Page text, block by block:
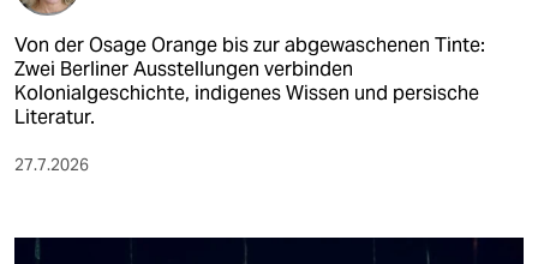
Von der Osage Orange bis zur abgewaschenen Tinte:
Zwei Berliner Ausstellungen verbinden
Kolonialgeschichte, indigenes Wissen und persische
Literatur.
27.7.2026